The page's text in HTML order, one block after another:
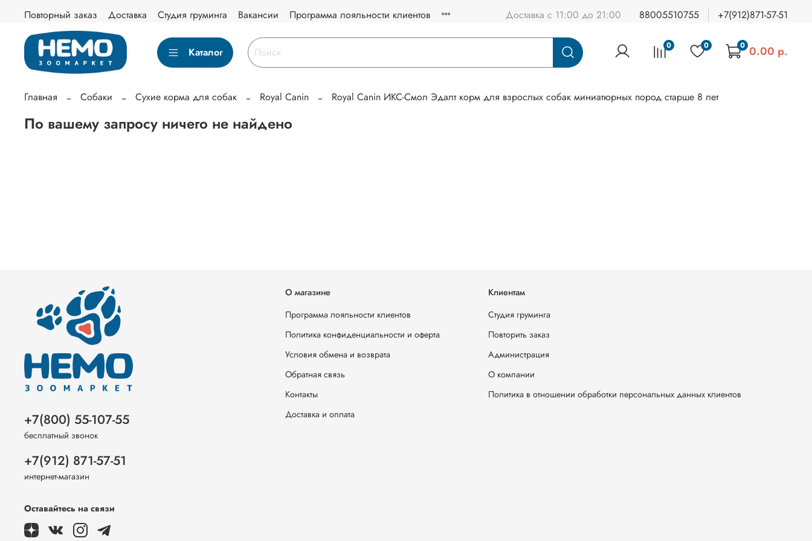
Повторный заказ Доставка Студия груминга Вакансии Программа лояльности клиентов Доставка с 11:00 до 21:00 88005510755 +7(912)871-57-51
Каталог 0 0 0 0.00 р.
Главная Собаки Сухие корма для собак Royal Canin Royal Canin ИКС-Смол Эдалт корм для взрослых собак миниатюрных пород старше 8 лет
По вашему запросу ничего не найдено
О магазине
Программа лояльности клиентов
Политика конфиденциальности и оферта
Условия обмена и возврата
Обратная связь
Контакты
Доставка и оплата
Клиентам
Студия груминга
Повторить заказ
Администрация
О компании
Политика в отношении обработки персональных данных клиентов
+7(800) 55-107-55
бесплатный звонок
+7(912) 871-57-51
интернет-магазин
Оставайтесь на связи